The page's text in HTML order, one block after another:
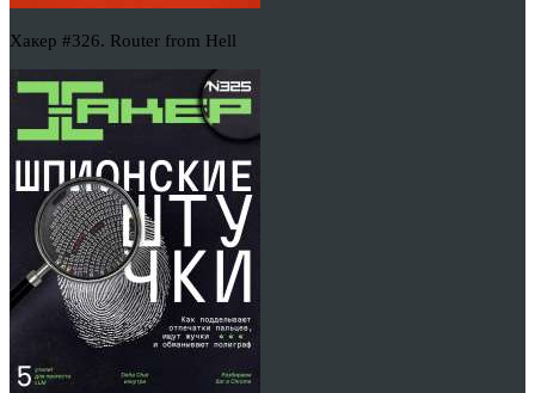
Хакер #326. Router from Hell